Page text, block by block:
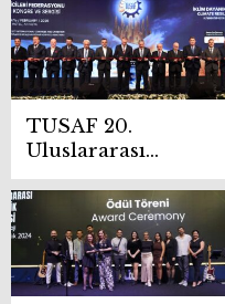
buluşuyor
TUSAF 20.
Uluslararası
Kongre ve Sergisi
Antalya’da
kapılarını açtı